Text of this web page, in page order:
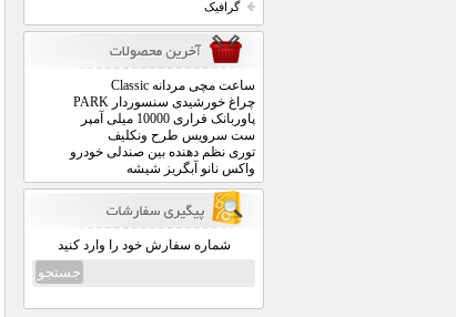
گرافیک
ساعت مچی مردانه Classic
چراغ خورشیدی سنسوردار PARK
پاوربانک فراری 10000 میلی آمپر
ست سرویس طرح ونکلیف
توری نظم دهنده بین صندلی خودرو
واکس نانو آبگریز شیشه
شماره سفارش خود را وارد کنید